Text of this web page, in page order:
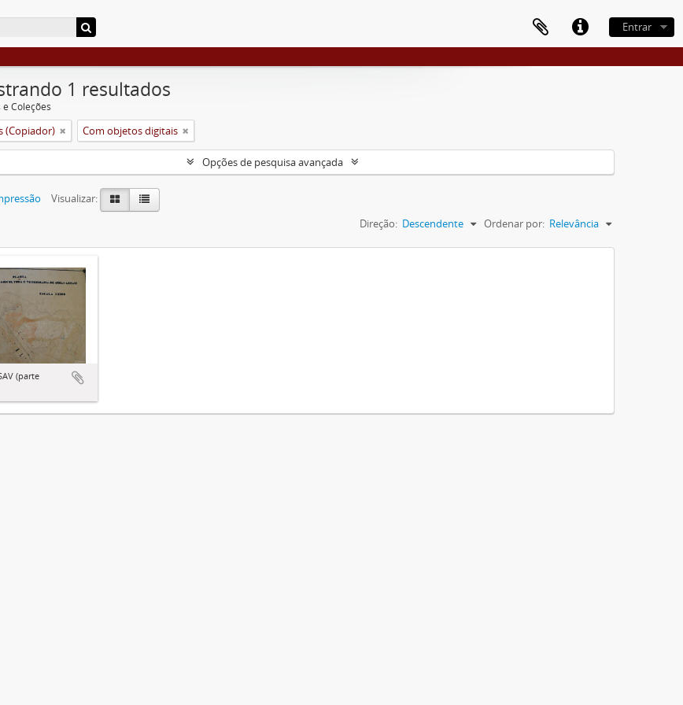
Entrar
1 resultados
e Coleções
(Copiador) Com objetos digitais
Opções de pesquisa avançada
Visualizar:
Ordenar por: Relevância
Direção: Descendente
(parte